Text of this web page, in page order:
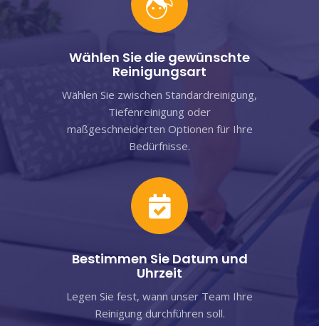
Wählen Sie die gewünschte
Reinigungsart
Wählen Sie zwischen Standardreinigung,
Tiefenreinigung oder
maßgeschneiderten Optionen für Ihre
Bedürfnisse.
Bestimmen Sie Datum und
Uhrzeit
Legen Sie fest, wann unser Team Ihre
Reinigung durchführen soll.